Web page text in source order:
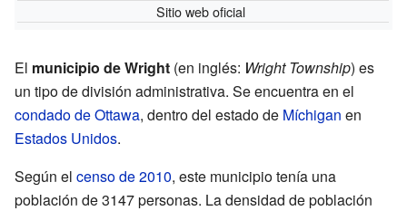
Sitio web oficial
El municipio de Wright (en inglés: Wright Township) es
un tipo de división administrativa. Se encuentra en el
condado de Ottawa, dentro del estado de Míchigan en
Estados Unidos.
Según el censo de 2010, este municipio tenía una
población de 3147 personas. La densidad de población